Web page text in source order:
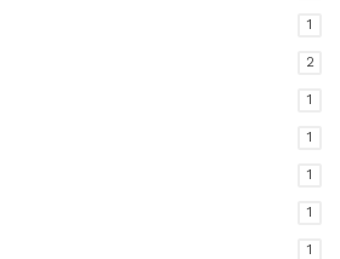
1
2
1
1
1
1
1